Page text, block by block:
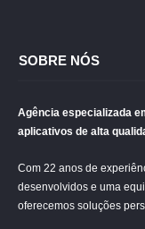
SOBRE NÓS
Agência especializada
aplicativos de alta
Com 22 anos de
desenvolvidos e uma
oferecemos soluções